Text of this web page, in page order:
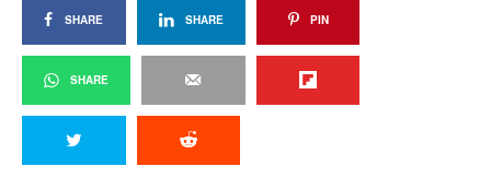
SHARE SHARE PIN
SHARE